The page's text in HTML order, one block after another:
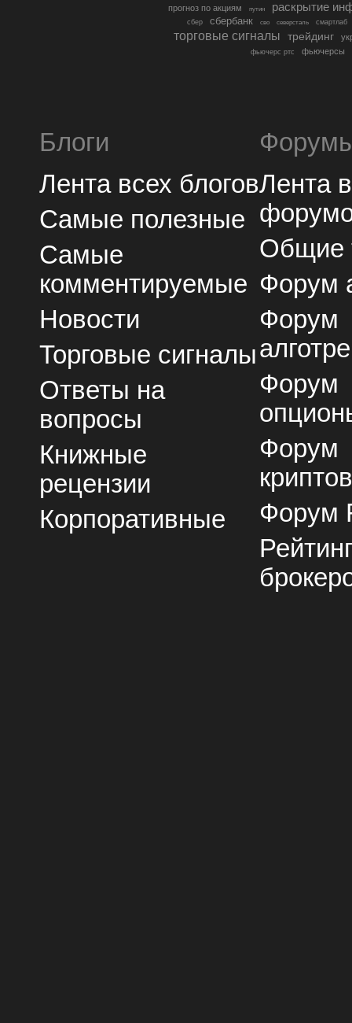
прогноз по акциям путин раскрытие
сбер сбербанк сво северсталь смартлаб
торговые сигналы трейдинг
фьючерс ртс фьючерсы
Блоги
Лента всех блогов
Самые полезные
Самые
комментируемые
Новости
Торговые сигналы
Ответы на
вопросы
Книжные
рецензии
Корпоративные
Лента
Общие
Форум
Форум
Форум
Форум
Форум